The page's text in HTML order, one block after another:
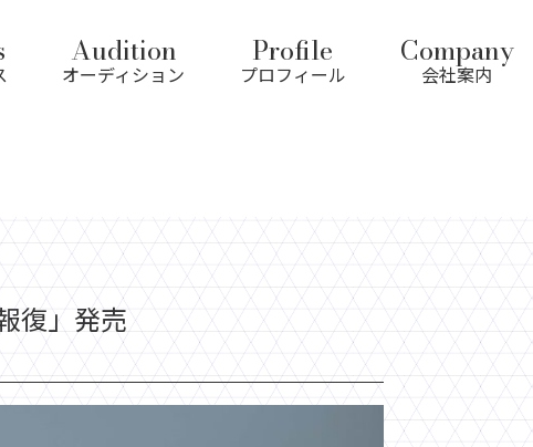
Audition
オーディション
Profile
プロフィール
Company
会社案内
復」発売